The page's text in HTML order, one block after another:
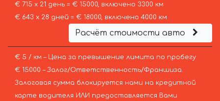
€ 715 х 21 день = € 15000, включено 3300 км
€ 643 х 28 дней = € 18000, включено 4000 км
Расчёт стоимости авто
€ 5 / км – Цена за превышение лимита по пробегу
€ 15000 – Залог/Ответственность/Франшиза.
Залоговая сумма блокируется нами на кредитной
карте водителя ИЛИ предоставляется Вами